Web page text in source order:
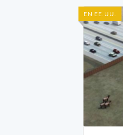
EN EE.UU.